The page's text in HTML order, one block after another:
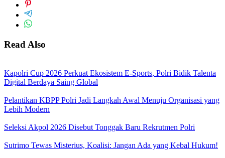
Read Also
Kapolri Cup 2026 Perkuat Ekosistem E-Sports, Polri Bidik Talenta
Digital Berdaya Saing Global
Pelantikan KBPP Polri Jadi Langkah Awal Menuju Organisasi yang
Lebih Modern
Seleksi Akpol 2026 Disebut Tonggak Baru Rekrutmen Polri
Sutrimo Tewas Misterius, Koalisi: Jangan Ada yang Kebal Hukum!